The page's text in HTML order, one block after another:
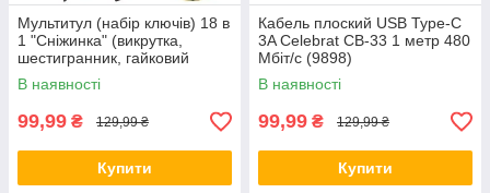
Мультитул (набір ключів) 18 в
1 "Сніжинка" (викрутка,
шестигранник, гайковий
ключ) Black (5626)
В наявності
99,99 ₴ 129,99 ₴
Купити
Кабель плоский USB Type-C
3A Celebrat CB-33 1 метр 480
Мбіт/с (9898)
В наявності
99,99 ₴ 129,99 ₴
Купити